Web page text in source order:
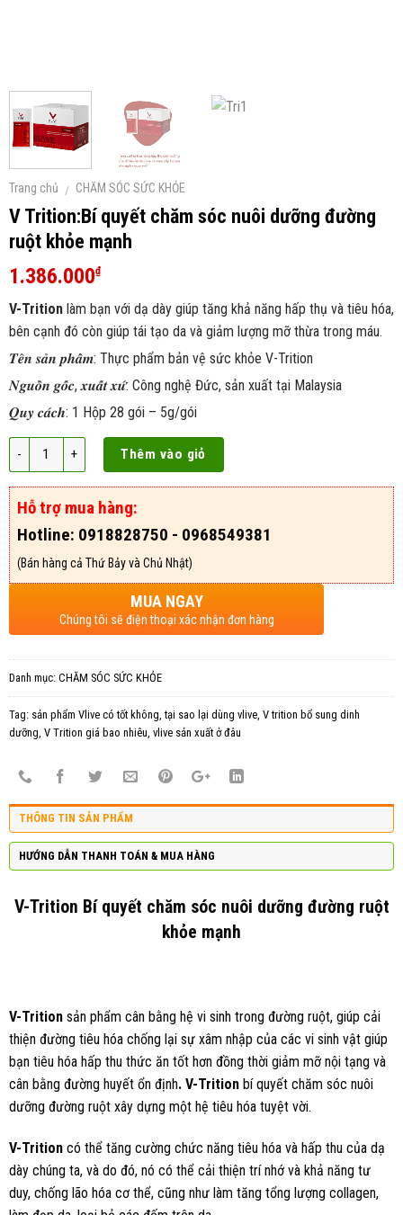
Trang chủ / CHĂM SÓC SỨC KHỎE
V Trition:Bí quyết chăm sóc nuôi dưỡng đường
ruột khỏe mạnh
1.386.000₫
V-Trition làm bạn với dạ dày giúp tăng khả năng hấp thụ và tiêu hóa,
bên cạnh đó còn giúp tái tạo da và giảm lượng mỡ thừa trong máu.
𝑻𝒆̂𝒏 𝒔𝒂̉𝒏 𝒑𝒉𝒂̂̉𝒎: Thực phẩm bản vệ sức khỏe V-Trition
𝑵𝒈𝒖𝒐̂̀𝒏 𝒈𝒐̂́𝒄, 𝒙𝒖𝒂̂́𝒕 𝒙𝒖̛́: Công nghệ Đức, sản xuất tại Malaysia
𝑸𝒖𝒚 𝒄𝒂́𝒄𝒉: 1 Hộp 28 gói – 5g/gói
Thêm vào giỏ
Hỗ trợ mua hàng:
Hotline: 0918828750 - 0968549381
(Bán hàng cả Thứ Bảy và Chủ Nhật)
MUA NGAY
Chúng tôi sẽ điện thoại xác nhận đơn hàng
Danh mục: CHĂM SÓC SỨC KHỎE
Tag: sản phẩm Vlive có tốt không ,tại sao lại dùng vlive V trition bổ sung dinh
dưỡng V Trition giá bao nhiêu vlive sản xuất ở đâu
THÔNG TIN SẢN PHẨM
HƯỚNG DẪN THANH TOÁN & MUA HÀNG
V-Trition Bí quyết chăm sóc nuôi dưỡng đường ruột
khỏe mạnh
V-Trition sản phẩm cân bằng hệ vi sinh trong đường ruột, giúp cải
thiện đường tiêu hóa chống lại sự xâm nhập của các vi sinh vật giúp
bạn tiêu hóa hấp thu thức ăn tốt hơn đồng thời giảm mỡ nội tạng và
cân bằng đường huyết ổn định. V-Trition bí quyết chăm sóc nuôi
dưỡng đường ruột xây dựng một hệ tiêu hóa tuyệt vời.
V-Trition có thể tăng cường chức năng tiêu hóa và hấp thu của dạ
dày chúng ta, và do đó, nó có thể cải thiện trí nhớ và khả năng tư
duy, chống lão hóa cơ thể, cũng như làm tăng tổng lượng collagen,